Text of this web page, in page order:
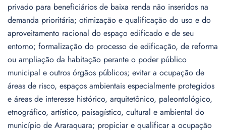
privado para beneficiários de baixa renda não inseridos na
demanda prioritária; otimização e qualificação do uso e do
aproveitamento racional do espaço edificado e de seu
entorno; formalização do processo de edificação, de reforma
ou ampliação da habitação perante o poder público
municipal e outros órgãos públicos; evitar a ocupação de
áreas de risco, espaços ambientais especialmente protegidos
e áreas de interesse histórico, arquitetônico, paleontológico,
etnográfico, artístico, paisagístico, cultural e ambiental do
município de Araraquara; propiciar e qualificar a ocupação